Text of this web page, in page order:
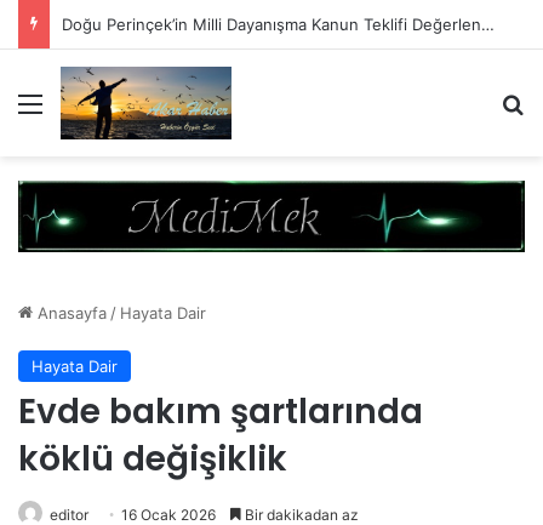
Doğu Perinçek’in Milli Dayanışma Kanun Teklifi Değerlendirmesi
Menü
Anasayfa / Hayata Dair
Hayata Dair
Evde bakım şartlarında
köklü değişiklik
editor 16 Ocak 2026 Bir dakikadan az